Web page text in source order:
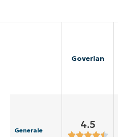
Goverlan
Generale 4.5